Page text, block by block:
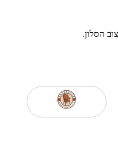
הסלון.
תיהנו
מבטיחה
עד הבית.